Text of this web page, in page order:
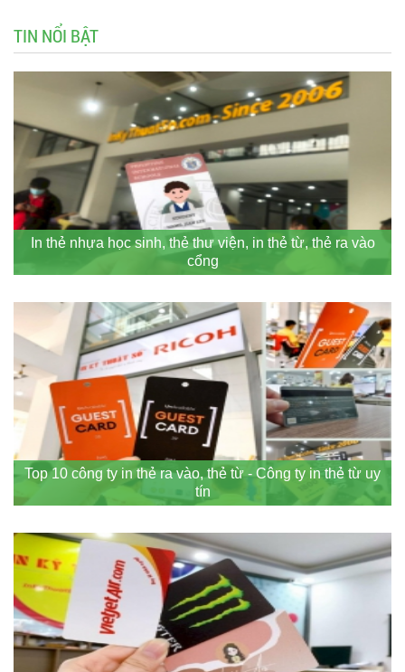
TIN NỔI BẬT
In thẻ nhựa học sinh, thẻ thư viện, in thẻ từ, thẻ ra vào
cổng
Top 10 công ty in thẻ ra vào, thẻ từ - Công ty in thẻ từ uy
tín